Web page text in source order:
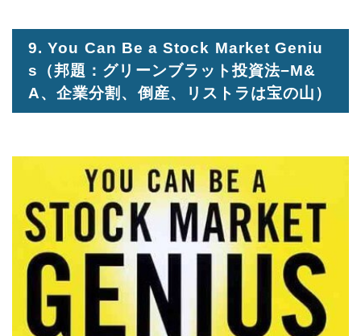
9. You Can Be a Stock Market Geniu
s （邦題：グリーンブラット投資法−M&
A、企業分割、倒産、リストラは宝の山）